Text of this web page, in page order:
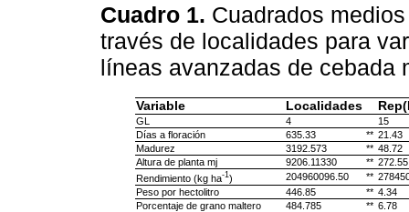
Cuadro 1. Cuadrados
través de localidades para
líneas avanzadas de cebada
Variable Localidades
GL 4
15
Días a floración
635.33 ** 21.43
Madurez
3192.573 ** 48.72
Altura de planta mj
9206.11330 ** 272.55
Rendimiento (kg ha-1) 204960096.50 **
Peso por hectolitro
446.85 ** 4.34
Porcentaje de grano maltero
484.785 ** 6.78